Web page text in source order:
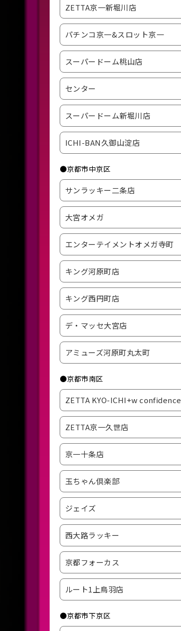
ZETTA京一新堀川店
パチンコ京一&スロット京一
スーパードーム桃山店
センター
スーパードーム新堀川店
ICHI-BAN久御山淀店
●京都市中京区
サンラッキー二条店
大宮オメガ
エンターテイメントオメガ寺町
キング河原町店
キング西円町店
デ・マッセ大宮店
アミューズ河原町丸太町
●京都市南区
ZETTA KYO-ICHI+w confidence
ZETTA京一久世店
京一十条店
玉ちゃん倶楽部
ジェイズ
西大路ラッキー
京都フォーカス
ルート1上鳥羽店
●京都市下京区